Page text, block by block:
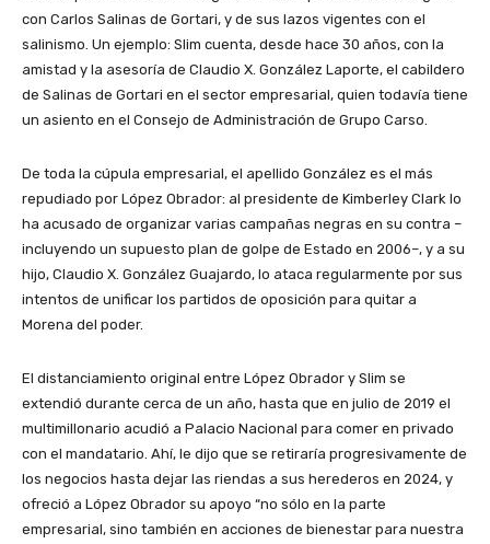
con Carlos Salinas de Gortari, y de sus lazos vigentes con el
salinismo. Un ejemplo: Slim cuenta, desde hace 30 años, con la
amistad y la asesoría de Claudio X. González Laporte, el cabildero
de Salinas de Gortari en el sector empresarial, quien todavía tiene
un asiento en el Consejo de Administración de Grupo Carso.
De toda la cúpula empresarial, el apellido González es el más
repudiado por López Obrador: al presidente de Kimberley Clark lo
ha acusado de organizar varias campañas negras en su contra –
incluyendo un supuesto plan de golpe de Estado en 2006–, y a su
hijo, Claudio X. González Guajardo, lo ataca regularmente por sus
intentos de unificar los partidos de oposición para quitar a
Morena del poder.
El distanciamiento original entre López Obrador y Slim se
extendió durante cerca de un año, hasta que en julio de 2019 el
multimillonario acudió a Palacio Nacional para comer en privado
con el mandatario. Ahí, le dijo que se retiraría progresivamente de
los negocios hasta dejar las riendas a sus herederos en 2024, y
ofreció a López Obrador su apoyo “no sólo en la parte
empresarial, sino también en acciones de bienestar para nuestra